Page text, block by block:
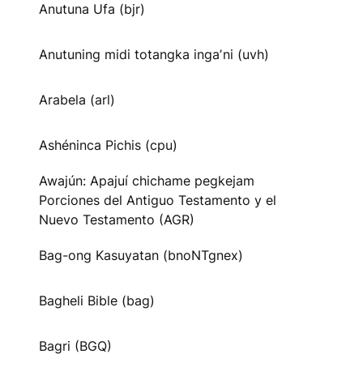
Anutuna Ufa (bjr)
Anutuning midi totangka ingaʼni (uvh)
Arabela (arl)
Ashéninca Pichis (cpu)
Awajún: Apajuí chichame pegkejam
Porciones del Antiguo Testamento y el
Nuevo Testamento (AGR)
Bag-ong Kasuyatan (bnoNTgnex)
Bagheli Bible (bag)
Bagri (BGQ)